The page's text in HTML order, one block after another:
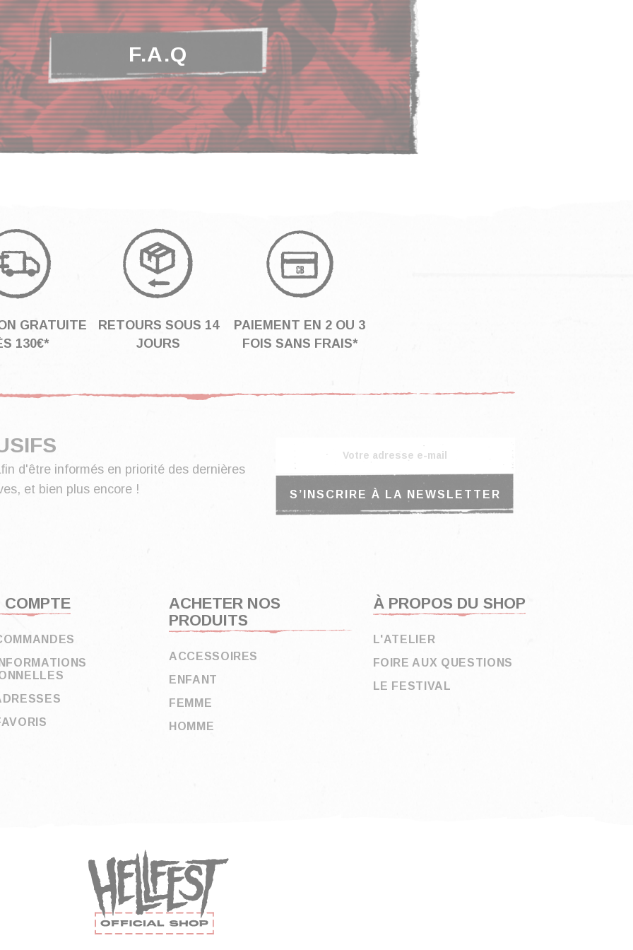
F.A.Q
GRATUITE
130€*
RETOURS SOUS 14
JOURS
PAIEMENT EN 2 OU 3
FOIS SANS FRAIS*
COMPTE
ACHETER NOS
PRODUITS
ACCESSOIRES
ENFANT
FEMME
HOMME
À PROPOS DU SHOP
L'ATELIER
FOIRE AUX QUESTIONS
LE FESTIVAL
d'être informés en priorité des dernières
et bien plus encore !